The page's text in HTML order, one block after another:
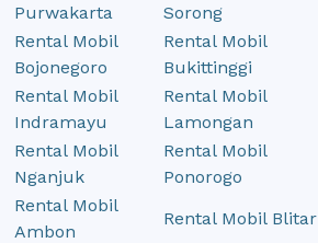
Purwakarta
Sorong
Rental Mobil
Bojonegoro
Rental Mobil
Bukittinggi
Rental Mobil
Indramayu
Rental Mobil
Lamongan
Rental Mobil
Nganjuk
Rental Mobil
Ponorogo
Rental Mobil
Ambon
Rental Mobil Blitar